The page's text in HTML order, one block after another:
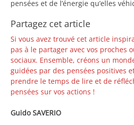
pensées et de l’énergie qu’elles
Partagez cet article
Si vous avez trouvé cet article
pas à le partager avec vos proches
sociaux. Ensemble, créons un
guidées par des pensées positives
prendre le temps de lire et de
pensées sur vos actions !
Guido SAVERIO